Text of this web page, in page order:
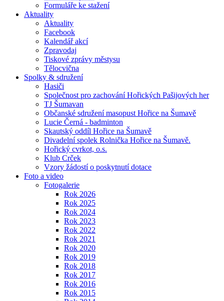
Formuláře ke stažení
Aktuality
Aktuality
Facebook
Kalendář akcí
Zpravodaj
Tiskové zprávy městysu
Tělocvična
Spolky & sdružení
Hasiči
Společnost pro zachování Hořických Pašijových her
TJ Šumavan
Občanské sdružení masopust Hořice na Šumavě
Lucie Černá - badminton
Skautský oddíl Hořice na Šumavě
Divadelní spolek Rolnička Hořice na Šumavě.
Hořický cvrkot, o.s.
Klub Crček
Vzory žádostí o poskytnutí dotace
Foto a video
Fotogalerie
Rok 2026
Rok 2025
Rok 2024
Rok 2023
Rok 2022
Rok 2021
Rok 2020
Rok 2019
Rok 2018
Rok 2017
Rok 2016
Rok 2015